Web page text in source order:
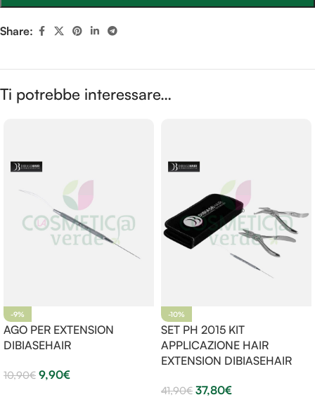
Share:
Ti potrebbe interessare…
-9%
AGO PER EXTENSION
DIBIASEHAIR
10,90€ 9,90€
-10%
SET PH 2015 KIT
APPLICAZIONE HAIR
EXTENSION DIBIASEHAIR
41,90€ 37,80€